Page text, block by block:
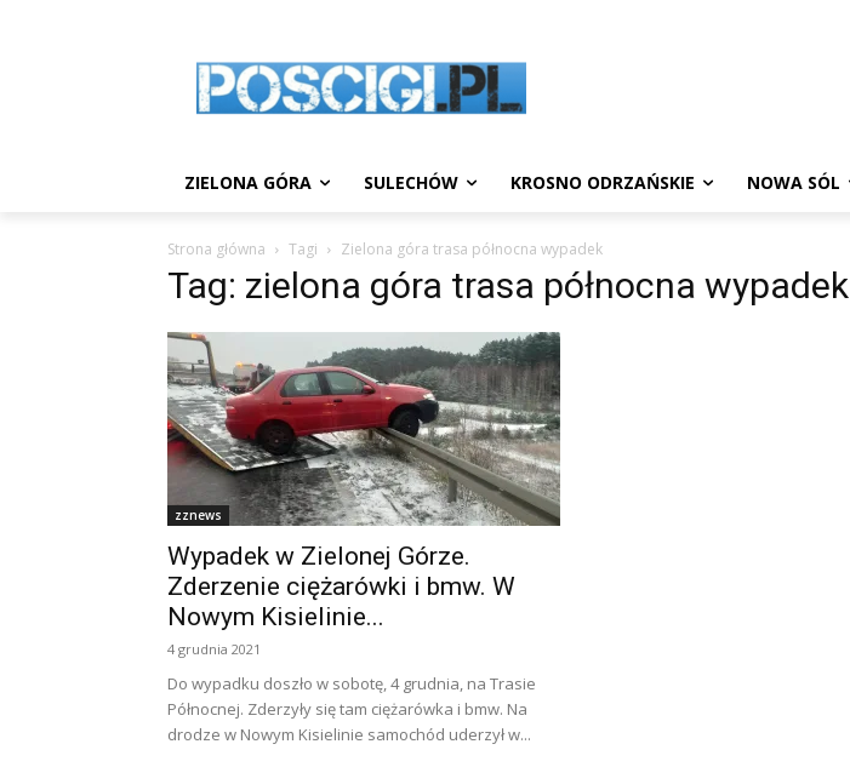
ZIELONA GÓRA SULECHÓW KROSNO ODRZAŃSKIE NOWA SÓL
Strona główna Tagi Zielona góra trasa północna wypadek
Tag: zielona góra trasa północna wypadek
zznews
Wypadek w Zielonej Górze.
Zderzenie ciężarówki i bmw. W
Nowym Kisielinie...
4 grudnia 2021
Do wypadku doszło w sobotę, 4 grudnia, na Trasie
Północnej. Zderzyły się tam ciężarówka i bmw. Na
drodze w Nowym Kisielinie samochód uderzył w...